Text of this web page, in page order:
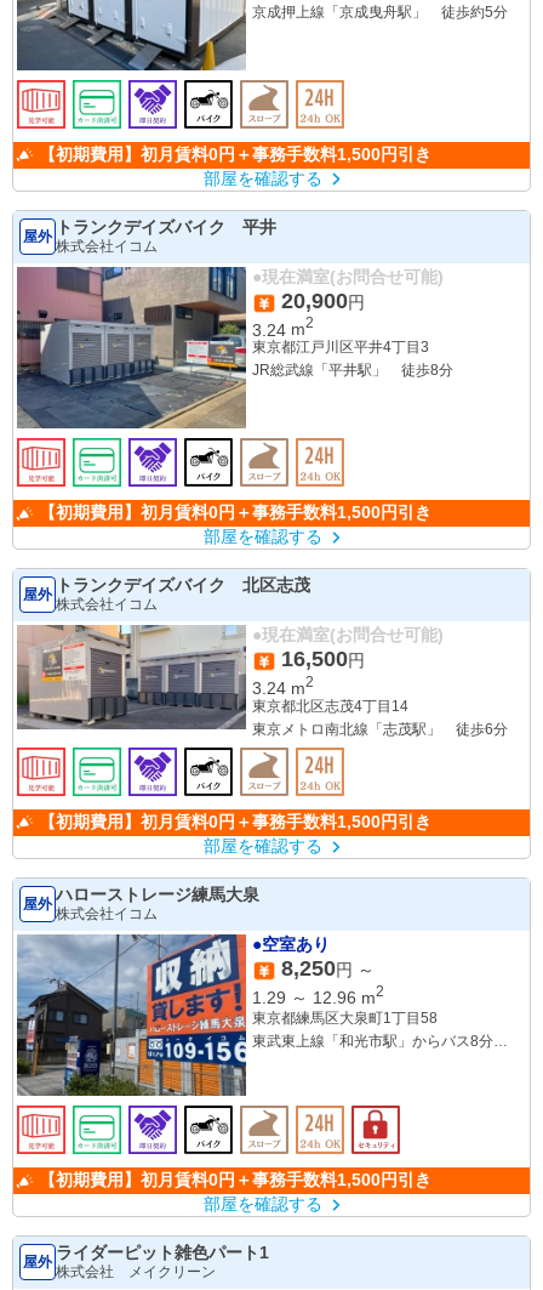
京成押上線「京成曳舟駅」 徒歩約5分
【初期費用】初月賃料0円＋事務手数料1,500円引き
部屋を確認する
屋外 トランクデイズバイク 平井
株式会社イコム
●現在満室(お問合せ可能)
20,900円
3.24 m2
東京都江戸川区平井4丁目3
JR総武線「平井駅」 徒歩8分
【初期費用】初月賃料0円＋事務手数料1,500円引き
部屋を確認する
屋外 トランクデイズバイク 北区志茂
株式会社イコム
●現在満室(お問合せ可能)
16,500円
3.24 m2
東京都北区志茂4丁目14
東京メトロ南北線「志茂駅」 徒歩6分
【初期費用】初月賃料0円＋事務手数料1,500円引き
部屋を確認する
屋外 ハローストレージ練馬大泉
株式会社イコム
●空室あり
8,250円 ～
1.29 ～ 12.96 m2
東京都練馬区大泉町1丁目58
東武東上線「和光市駅」からバス8分
【初期費用】初月賃料0円＋事務手数料1,500円引き
部屋を確認する
屋外 ライダーピット雑色パート1
株式会社 メイクリーン